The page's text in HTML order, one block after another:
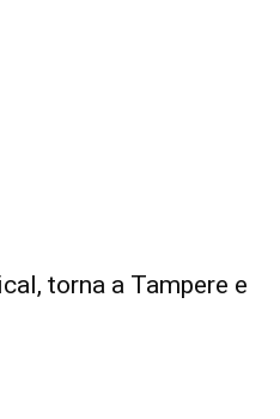
torna a Tampere e